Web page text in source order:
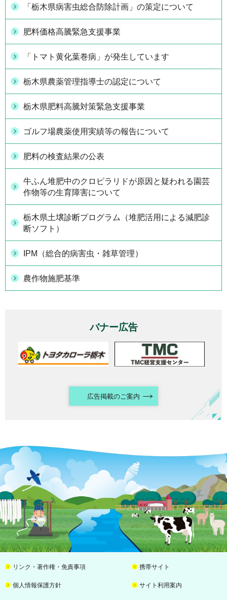
「栃木県病害虫総合防除計画」の策定について
肥料価格高騰緊急支援事業
「トマト黄化葉巻病」が発生しています
栃木県農薬管理指導士の認定について
栃木県肥料高騰対策緊急支援事業
ゴルフ場農薬使用実績等の報告について
肥料の検査結果の公表
牛ふん堆肥中のクロピラリドが原因と疑われる園芸
作物等の生育障害について
栃木県土壌診断プログラム（堆肥活用による減肥診
断ソフト）
IPM（総合的病害虫・雑草管理）
農作物施肥基準
バナー広告
広告掲載のご案内
リンク・著作権・免責事項 携帯サイト
個人情報保護方針 サイト利用案内